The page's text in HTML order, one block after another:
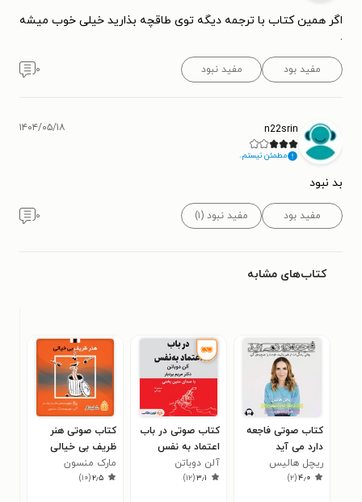
اگر همین کتاب با ترجمه دیگه توی طاقچه بذارید خیلی خوب میشه
.
مفید بود مفید نبود ۰
n22srin
مطمئن نیستم.
۱۴۰۴/۰۵/۱۸
بد نبود
مفید بود مفید نبود (۱) ۰
کتاب‌های مشابه
کتاب صوتی فاجعه
دارد می‌ آید
ریچل هالیس
۴٫۰(۲)
کتاب صوتی در باب
اعتماد به نفس
آلن دوباتن
۳٫۱(۱۲)
کتاب صوتی هنر
ظریف بی خیالی
مارک منسون
۲٫۵(۱۰)